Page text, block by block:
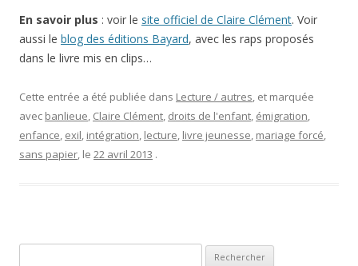
En savoir plus : voir le site officiel de Claire Clément. Voir
aussi le blog des éditions Bayard, avec les raps proposés
dans le livre mis en clips…
Cette entrée a été publiée dans Lecture / autres, et marquée
avec banlieue, Claire Clément, droits de l'enfant, émigration,
enfance, exil, intégration, lecture, livre jeunesse, mariage forcé,
sans papier, le 22 avril 2013 .